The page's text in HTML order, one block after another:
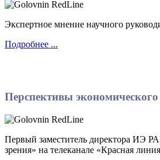
Экспертное мнение научного
Подробнее ...
Перспективы
Первый заместитель директора ИЭ
зрения» на телеканале «Красная